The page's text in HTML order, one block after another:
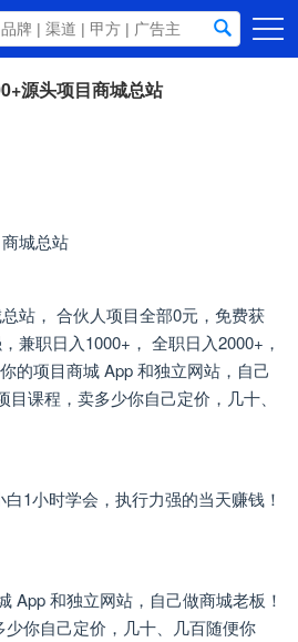
源头项目商城总站
城总站
站， 合伙人项目全部0元，免费获
兼职日入1000+， 全职日入2000+，
的项目商城 App 和独立网站，自己
课程，卖多少你自己定价，几十、
1小时学会，执行力强的当天赚钱！
App 和独立网站，自己做商城老板！
你自己定价，几十、几百随便你